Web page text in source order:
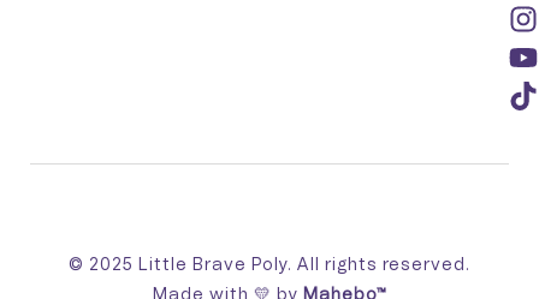
© 2025 Little Brave Poly. All rights reserved.
Made with 💛 by Mahebo™